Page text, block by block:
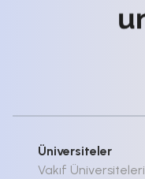
Üniversiteler
Vakıf Üniversiteleri